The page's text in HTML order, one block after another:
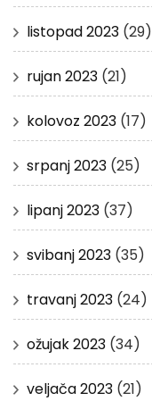
listopad 2023 (29)
rujan 2023 (21)
kolovoz 2023 (17)
srpanj 2023 (25)
lipanj 2023 (37)
svibanj 2023 (35)
travanj 2023 (24)
ožujak 2023 (34)
veljača 2023 (21)